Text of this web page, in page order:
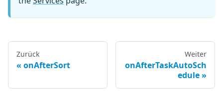
Zurück
onAfterSort
Weiter
onAfterTaskAutoSch
edule